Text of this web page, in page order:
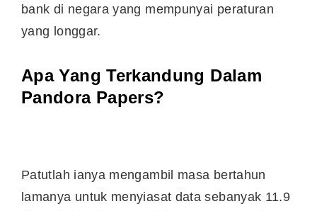
bank di negara yang mempunyai peraturan
yang longgar.
Apa Yang Terkandung Dalam
Pandora Papers?
Patutlah ianya mengambil masa bertahun
lamanya untuk menyiasat data sebanyak 11.9